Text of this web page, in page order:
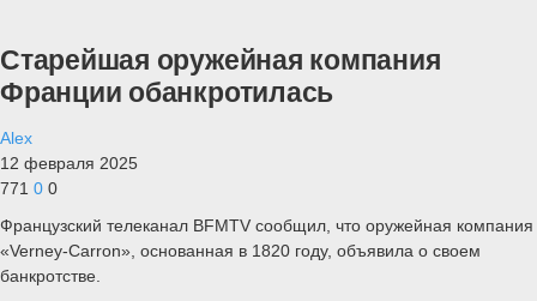
Старейшая оружейная компания
Франции обанкротилась
Alex
12 февраля 2025
771 0 0
Французский телеканал BFMTV сообщил, что оружейная компания
«Verney-Carron», основанная в 1820 году, объявила о своем
банкротстве.